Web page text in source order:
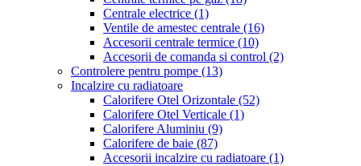
Centrale electrice (1)
Ventile de amestec centrale (16)
Accesorii centrale termice (10)
Accesorii de comanda si control (2)
Controlere pentru pompe (13)
Incalzire cu radiatoare
Calorifere Otel Orizontale (52)
Calorifere Otel Verticale (1)
Calorifere Aluminiu (9)
Calorifere de baie (87)
Accesorii incalzire cu radiatoare (1)